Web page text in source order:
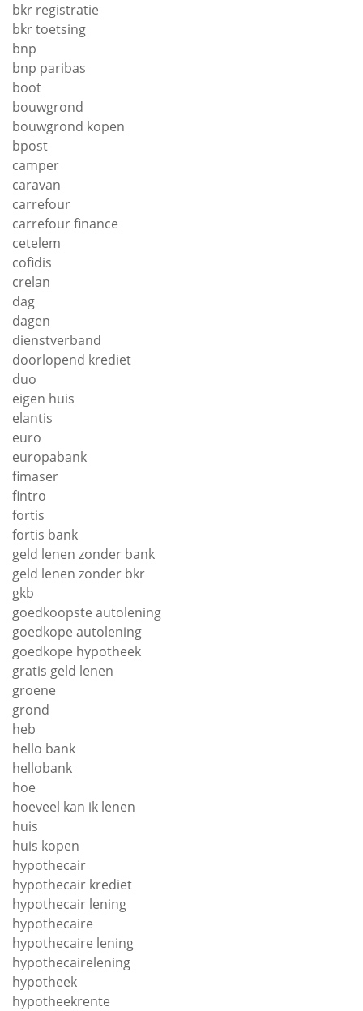
bkr registratie
bkr toetsing
bnp
bnp paribas
boot
bouwgrond
bouwgrond kopen
bpost
camper
caravan
carrefour
carrefour finance
cetelem
cofidis
crelan
dag
dagen
dienstverband
doorlopend krediet
duo
eigen huis
elantis
euro
europabank
fimaser
fintro
fortis
fortis bank
geld lenen zonder bank
geld lenen zonder bkr
gkb
goedkoopste autolening
goedkope autolening
goedkope hypotheek
gratis geld lenen
groene
grond
heb
hello bank
hellobank
hoe
hoeveel kan ik lenen
huis
huis kopen
hypothecair
hypothecair krediet
hypothecair lening
hypothecaire
hypothecaire lening
hypothecairelening
hypotheek
hypotheekrente